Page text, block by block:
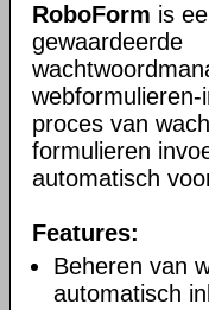
RoboForm is
gewaardeerde
proces van
formulieren
automatisch
Features:
Beheren van
automatisch